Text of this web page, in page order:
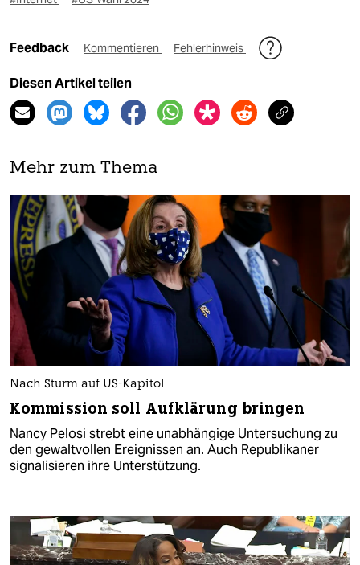
Feedback Kommentieren Fehlerhinweis
Diesen Artikel teilen
Mehr zum Thema
Nach Sturm auf US-Kapitol
Kommission soll Aufklärung bringen
Nancy Pelosi strebt eine unabhängige Untersuchung zu
den gewaltvollen Ereignissen an. Auch Republikaner
signalisieren ihre Unterstützung.